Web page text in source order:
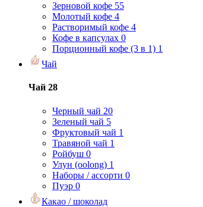
Зерновой кофе 55
Молотый кофе 4
Растворимый кофе 4
Кофе в капсулах 0
Порционный кофе (3 в 1) 1
Чай
Чай 28
Черный чай 20
Зеленый чай 5
Фруктовый чай 1
Травяной чай 1
Ройбуш 0
Улун (oolong) 1
Наборы / ассорти 0
Пуэр 0
Какао / шоколад